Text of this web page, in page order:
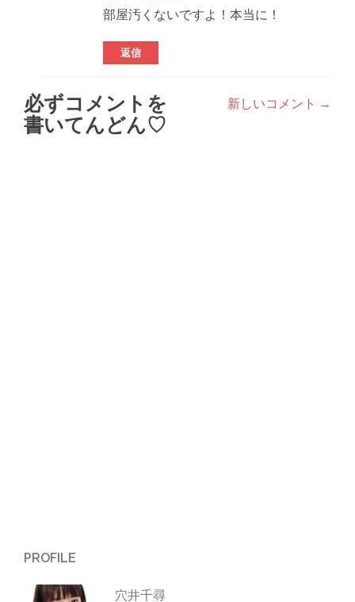
部屋汚くないですよ！本当に！
返信
コ
メ
新しいコメント →
必ずコメントを
書いてんどん♡
PROFILE
穴井千尋